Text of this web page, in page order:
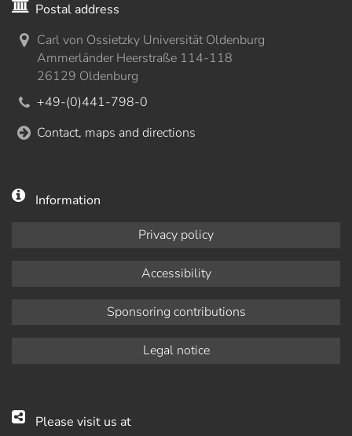
Postal address
Carl von Ossietzky Universität Oldenburg
Ammerländer Heerstraße 114-118
26129 Oldenburg
+49-(0)441-798-0
Contact, maps and directions
Information
Privacy policy
Accessibility
Sponsoring contributions
Legal notice
Please visit us at